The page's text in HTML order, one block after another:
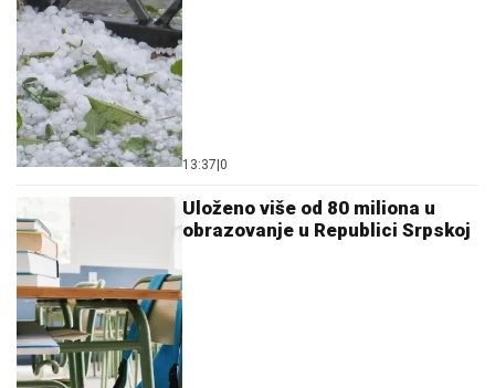
13:37 0
Uloženo više od 80 miliona u
obrazovanje u Republici Srpskoj